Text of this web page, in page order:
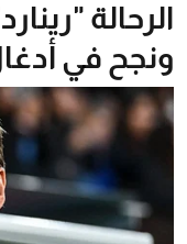
الرحالة
ونجح في